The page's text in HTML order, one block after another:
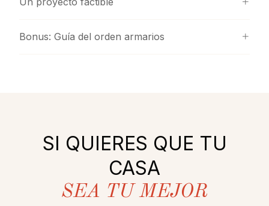
Bonus: Guía del orden armarios
SI QUIERES QUE TU
CASA
SEA TU MEJOR